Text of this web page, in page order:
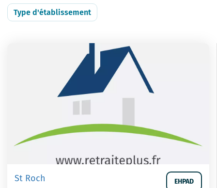
Type d'établissement
St Roch EHPAD